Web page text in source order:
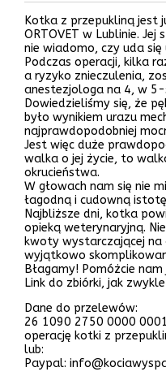
Kotka z przepukliną jest
ORTOVET w Lublinie.
nie wiadomo, czy uda
Podczas operacji, kilka
a ryzyko znieczulenia,
anestezjologa na 4, w
Dowiedzieliśmy się, że
było wynikiem urazu
najprawdopodobniej
Jest więc duże
walka o jej życie, to
okrucieństwa.
W głowach nam się nie
łagodną i cudowną
Najbliższe dni, kotka
opieką weterynaryjną.
kwoty wystarczającej na
wyjątkowo
Błagamy! Pomóżcie
Link do zbiórki, jak
Dane do przelewów:
26 1090 2750 0000
operację kotki z
lub:
Paypal: